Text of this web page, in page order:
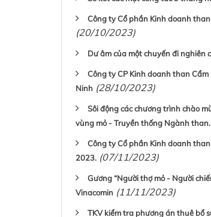
Công ty Cổ phần Kinh doanh
(20/10/2023)
Dư âm của một chuyến đi nghiên
Công ty CP Kinh doanh than
Ninh (28/10/2023)
Sôi động các chương trình chào
vùng mỏ - Truyền thống Ngành than.
Công ty Cổ phần Kinh doanh
2023. (07/11/2023)
Gương “Người thợ mỏ - Người
Vinacomin (11/11/2023)
TKV kiểm tra phương án thuê bổ